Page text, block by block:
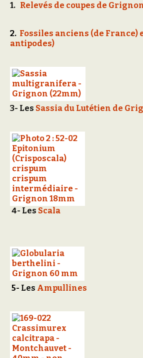
1. Relevés de coupes de
2. Fossiles anciens (de France)
antipodes)
3- Les Sassia du Lutétien de
4- Les Scala
5- Les Ampullines